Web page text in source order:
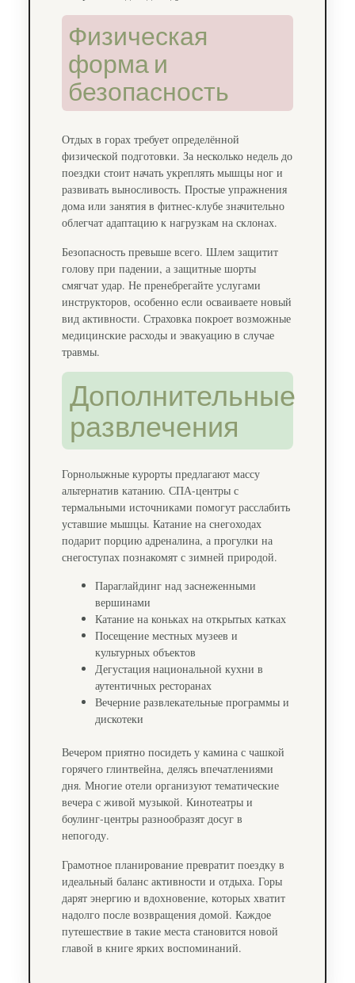
Физическая
форма и
безопасность
Отдых в горах требует определённой
физической подготовки. За несколько недель до
поездки стоит начать укреплять мышцы ног и
развивать выносливость. Простые упражнения
дома или занятия в фитнес-клубе значительно
облегчат адаптацию к нагрузкам на склонах.
Безопасность превыше всего. Шлем защитит
голову при падении, а защитные шорты
смягчат удар. Не пренебрегайте услугами
инструкторов, особенно если осваиваете новый
вид активности. Страховка покроет возможные
медицинские расходы и эвакуацию в случае
травмы.
Дополнительные
развлечения
Горнолыжные курорты предлагают массу
альтернатив катанию. СПА-центры с
термальными источниками помогут расслабить
уставшие мышцы. Катание на снегоходах
подарит порцию адреналина, а прогулки на
снегоступах познакомят с зимней природой.
Параглайдинг над заснеженными
вершинами
Катание на коньках на открытых катках
Посещение местных музеев и
культурных объектов
Дегустация национальной кухни в
аутентичных ресторанах
Вечерние развлекательные программы и
дискотеки
Вечером приятно посидеть у камина с чашкой
горячего глинтвейна, делясь впечатлениями
дня. Многие отели организуют тематические
вечера с живой музыкой. Кинотеатры и
боулинг-центры разнообразят досуг в
непогоду.
Грамотное планирование превратит поездку в
идеальный баланс активности и отдыха. Горы
дарят энергию и вдохновение, которых хватит
надолго после возвращения домой. Каждое
путешествие в такие места становится новой
главой в книге ярких воспоминаний.